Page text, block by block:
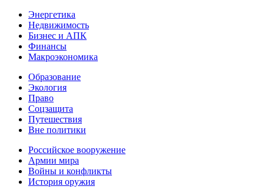
Энергетика
Недвижимость
Бизнес и АПК
Финансы
Макроэкономика
Образование
Экология
Право
Соцзащита
Путешествия
Вне политики
Российское вооружение
Армии мира
Войны и конфликты
История оружия